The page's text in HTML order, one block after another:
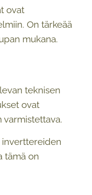
ovat
On tärkeää
mukana.
teknisen
ovat
varmistettava.
tämä on